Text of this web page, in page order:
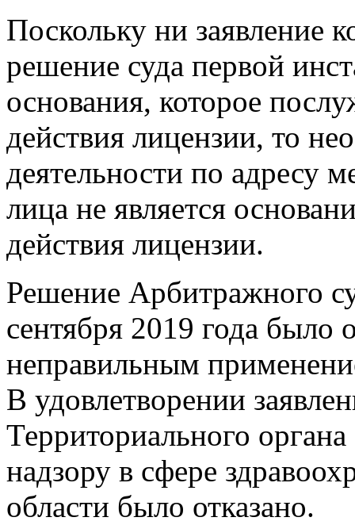
Поскольку ни заявление
решение суда первой
основания, которое
действия лицензии, то
деятельности по адресу
лица не является
действия лицензии.
Решение Арбитражного
сентября 2019 года было
неправильным
В удовлетворении
Территориального
надзору в сфере
области было отказано.